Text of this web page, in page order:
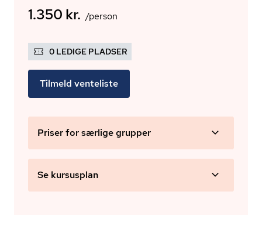
1.350 kr. /person
0 LEDIGE PLADSER
Tilmeld venteliste
Priser for særlige grupper
Se kursusplan